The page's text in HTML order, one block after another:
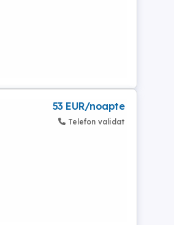
53 EUR/noapte
Telefon validat